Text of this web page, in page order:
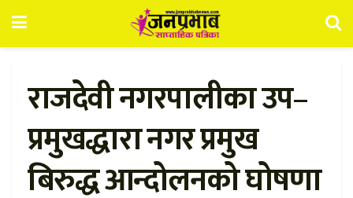
राजदेवी नगरपालीका उप–
प्रमुखद्धारा नगर प्रमुख
बिरुद्ध आन्दोलनको घोषणा